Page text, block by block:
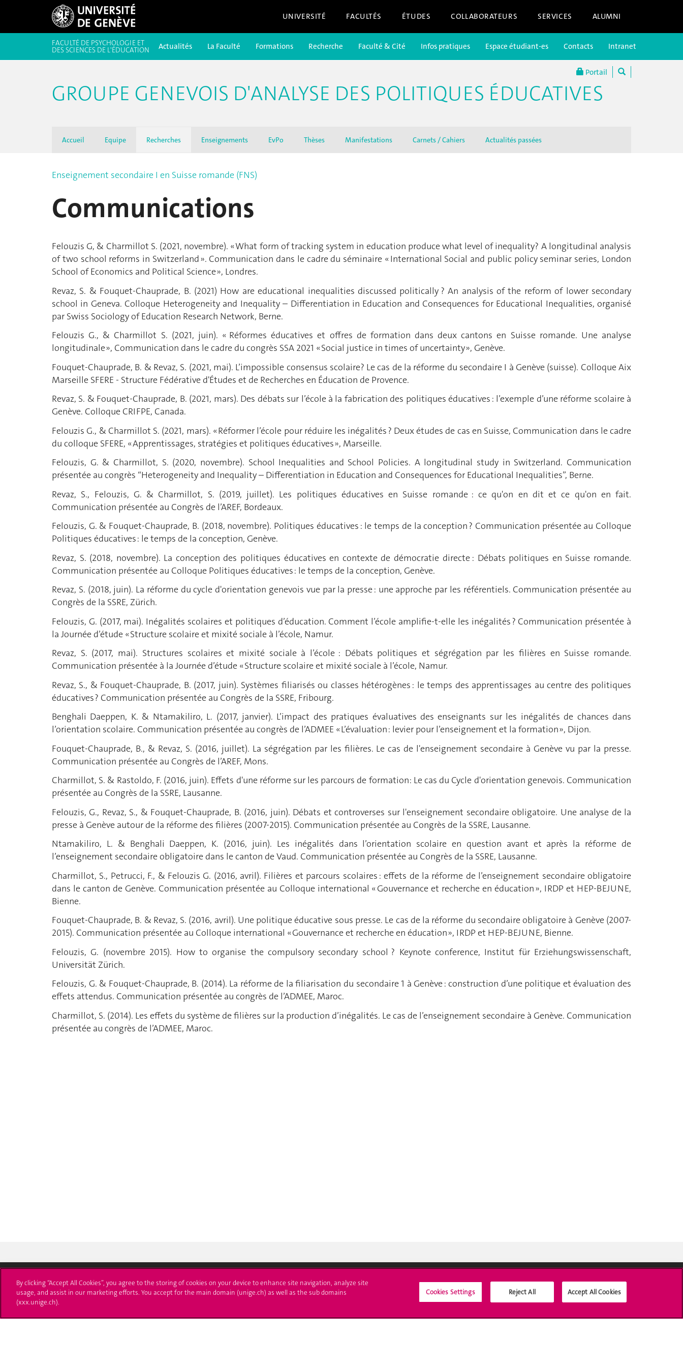
UNIVERSITÉ FACULTÉS ÉTUDES COLLABORATEURS SERVICES ALUMNI
Portail
FACULTÉ DE PSYCHOLOGIE ET
DES SCIENCES DE L'ÉDUCATION Actualités La Faculté Formations Recherche Faculté & Cité Infos pratiques Espace étudiant-es Contacts Intranet
GROUPE GENEVOIS D'ANALYSE DES POLITIQUES ÉDUCATIVES
Accueil Equipe Recherches Enseignements EvPo Thèses Manifestations Carnets / Cahiers Actualités passées
Enseignement secondaire I en Suisse romande (FNS)
Communications
Felouzis G, & Charmillot S. (2021, novembre). « What form of tracking system in education produce what level of inequality? A longitudinal analysis
of two school reforms in Switzerland ». Communication dans le cadre du séminaire « International Social and public policy seminar series, London
School of Economics and Political Science », Londres.
Revaz, S. & Fouquet-Chauprade, B. (2021) How are educational inequalities discussed politically ? An analysis of the reform of lower secondary
school in Geneva. Colloque Heterogeneity and Inequality – Differentiation in Education and Consequences for Educational Inequalities, organisé
par Swiss Sociology of Education Research Network, Berne.
Felouzis G., & Charmillot S. (2021, juin). « Réformes éducatives et offres de formation dans deux cantons en Suisse romande. Une analyse
longitudinale », Communication dans le cadre du congrès SSA 2021 « Social justice in times of uncertainty », Genève.
Fouquet-Chauprade, B. & Revaz, S. (2021, mai). L’impossible consensus scolaire? Le cas de la réforme du secondaire I à Genève (suisse). Colloque Aix
Marseille SFERE - Structure Fédérative d'Études et de Recherches en Éducation de Provence.
Revaz, S. & Fouquet-Chauprade, B. (2021, mars). Des débats sur l’école à la fabrication des politiques éducatives : l’exemple d’une réforme scolaire à
Genève. Colloque CRIFPE, Canada.
Felouzis G., & Charmillot S. (2021, mars). « Réformer l’école pour réduire les inégalités ? Deux études de cas en Suisse, Communication dans le cadre
du colloque SFERE, « Apprentissages, stratégies et politiques éducatives », Marseille.
Felouzis, G. & Charmillot, S. (2020, novembre). School Inequalities and School Policies. A longitudinal study in Switzerland. Communication
présentée au congrès “Heterogeneity and Inequality – Differentiation in Education and Consequences for Educational Inequalities”, Berne.
Revaz, S., Felouzis, G. & Charmillot, S. (2019, juillet). Les politiques éducatives en Suisse romande : ce qu'on en dit et ce qu'on en fait.
Communication présentée au Congrès de l’AREF, Bordeaux.
Felouzis, G. & Fouquet-Chauprade, B. (2018, novembre). Politiques éducatives : le temps de la conception ? Communication présentée au Colloque
Politiques éducatives : le temps de la conception, Genève.
Revaz, S. (2018, novembre). La conception des politiques éducatives en contexte de démocratie directe : Débats politiques en Suisse romande.
Communication présentée au Colloque Politiques éducatives : le temps de la conception, Genève.
Revaz, S. (2018, juin). La réforme du cycle d'orientation genevois vue par la presse : une approche par les référentiels. Communication présentée au
Congrès de la SSRE, Zürich.
Felouzis, G. (2017, mai). Inégalités scolaires et politiques d’éducation. Comment l’école amplifie-t-elle les inégalités ? Communication présentée à
la Journée d’étude « Structure scolaire et mixité sociale à l’école, Namur.
Revaz, S. (2017, mai). Structures scolaires et mixité sociale à l’école : Débats politiques et ségrégation par les filières en Suisse romande.
Communication présentée à la Journée d’étude « Structure scolaire et mixité sociale à l’école, Namur.
Revaz, S., & Fouquet-Chauprade, B. (2017, juin). Systèmes filiarisés ou classes hétérogènes : le temps des apprentissages au centre des politiques
éducatives ? Communication présentée au Congrès de la SSRE, Fribourg.
Benghali Daeppen, K. & Ntamakiliro, L. (2017, janvier). L’impact des pratiques évaluatives des enseignants sur les inégalités de chances dans
l’orientation scolaire. Communication présentée au congrès de l’ADMEE « L’évaluation : levier pour l’enseignement et la formation », Dijon.
Fouquet-Chauprade, B., & Revaz, S. (2016, juillet). La ségrégation par les filières. Le cas de l'enseignement secondaire à Genève vu par la presse.
Communication présentée au Congrès de l’AREF, Mons.
Charmillot, S. & Rastoldo, F. (2016, juin). Effets d'une réforme sur les parcours de formation: Le cas du Cycle d'orientation genevois. Communication
présentée au Congrès de la SSRE, Lausanne.
Felouzis, G., Revaz, S., & Fouquet-Chauprade, B. (2016, juin). Débats et controverses sur l'enseignement secondaire obligatoire. Une analyse de la
presse à Genève autour de la réforme des filières (2007-2015). Communication présentée au Congrès de la SSRE, Lausanne.
Ntamakiliro, L. & Benghali Daeppen, K. (2016, juin). Les inégalités dans l’orientation scolaire en question avant et après la réforme de
l’enseignement secondaire obligatoire dans le canton de Vaud. Communication présentée au Congrès de la SSRE, Lausanne.
Charmillot, S., Petrucci, F., & Felouzis G. (2016, avril). Filières et parcours scolaires : effets de la réforme de l’enseignement secondaire obligatoire
dans le canton de Genève. Communication présentée au Colloque international « Gouvernance et recherche en éducation », IRDP et HEP-BEJUNE,
Bienne.
Fouquet-Chauprade, B. & Revaz, S. (2016, avril). Une politique éducative sous presse. Le cas de la réforme du secondaire obligatoire à Genève (2007-
2015). Communication présentée au Colloque international « Gouvernance et recherche en éducation », IRDP et HEP-BEJUNE, Bienne.
Felouzis, G. (novembre 2015). How to organise the compulsory secondary school ? Keynote conference, Institut für Erziehungswissenschaft,
Universität Zürich.
Felouzis, G. & Fouquet-Chauprade, B. (2014). La réforme de la filiarisation du secondaire 1 à Genève : construction d’une politique et évaluation des
effets attendus. Communication présentée au congrès de l’ADMEE, Maroc.
Charmillot, S. (2014). Les effets du système de filières sur la production d’inégalités. Le cas de l’enseignement secondaire à Genève. Communication
présentée au congrès de l’ADMEE, Maroc.
Université de Genève
24 rue du Général-Dufour
S'inscrire à l'UNIGE
Immatriculations
L'UNIGE vous informe
UNIGE Mobile
Médias sociaux UNIGE
By clicking “Accept All Cookies”, you agree to the storing of cookies on your device to enhance site navigation, analyze site
usage, and assist in our marketing efforts. You accept for the main domain (unige.ch) as well as the sub domains
(xxx.unige.ch).
Cookies Settings Reject All Accept All Cookies